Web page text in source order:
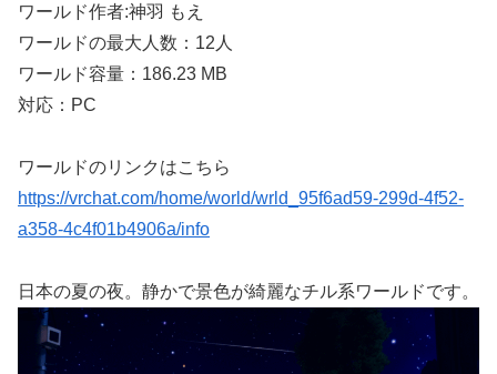
ワールド作者:神羽 もえ
ワールドの最大人数：12人
ワールド容量：186.23 MB
対応：PC
ワールドのリンクはこちら
https://vrchat.com/home/world/wrld_95f6ad59-299d-4f52-
a358-4c4f01b4906a/info
日本の夏の夜。静かで景色が綺麗なチル系ワールドです。